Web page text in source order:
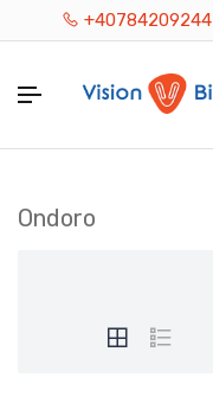
+40784209244
Ondoro